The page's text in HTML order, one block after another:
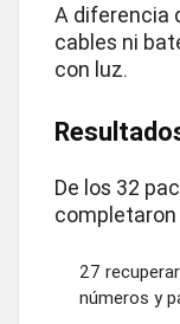
A diferencia
cables ni
con luz.
De los 32
completaron
27
números y